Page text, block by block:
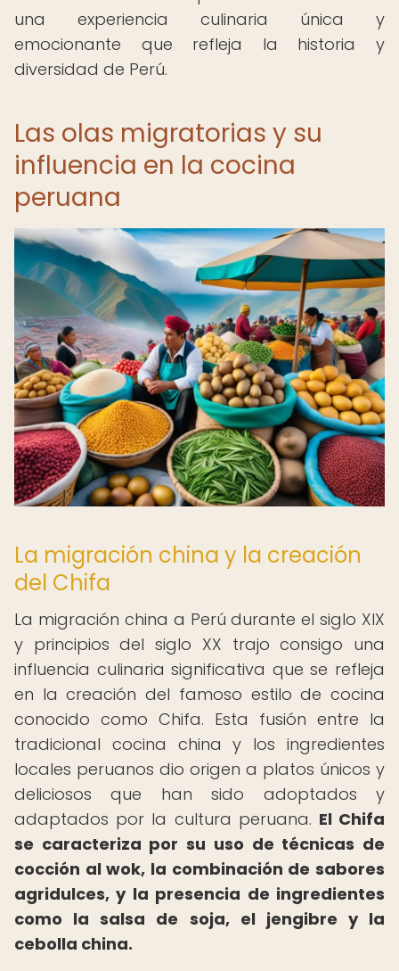
una experiencia culinaria única y
emocionante que refleja la historia y
diversidad de Perú.
Las olas migratorias y su
influencia en la cocina
peruana
La migración china y la creación
del Chifa
La migración china a Perú durante el siglo XIX
y principios del siglo XX trajo consigo una
influencia culinaria significativa que se refleja
en la creación del famoso estilo de cocina
conocido como Chifa. Esta fusión entre la
tradicional cocina china y los ingredientes
locales peruanos dio origen a platos únicos y
deliciosos que han sido adoptados y
adaptados por la cultura peruana. El Chifa
se caracteriza por su uso de técnicas de
cocción al wok, la combinación de sabores
agridulces, y la presencia de ingredientes
como la salsa de soja, el jengibre y la
cebolla china.